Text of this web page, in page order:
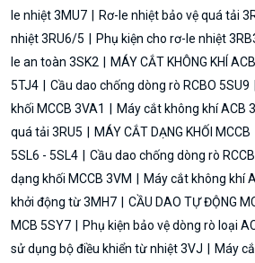
le nhiệt 3MU7
Rơ-le nhiệt bảo vệ quá tải
nhiệt 3RU6/5
Phụ kiện cho rơ-le nhiệt
le an toàn 3SK2
MÁY CẮT KHÔNG KHÍ ACB
5TJ4
Cầu dao chống dòng rò RCBO 5SU9
khối MCCB 3VA1
Máy cắt không khí ACB
quá tải 3RU5
MÁY CẮT DẠNG KHỐI MCCB
5SL6 - 5SL4
Cầu dao chống dòng rò
dạng khối MCCB 3VM
Máy cắt không khí
khởi động từ 3MH7
CẦU DAO TỰ ĐỘNG
MCB 5SY7
Phụ kiện bảo vệ dòng rò loại
sử dụng bộ điều khiển từ nhiệt 3VJ
Máy